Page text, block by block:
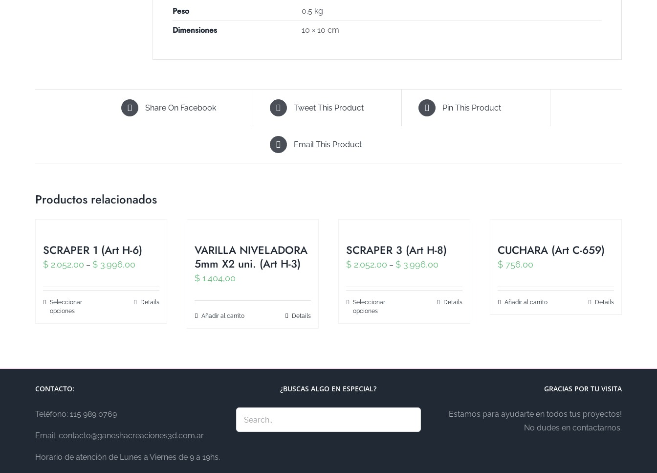
Peso 0.5 kg
Dimensiones 10 × 10 cm
Share On Facebook Tweet This Product Pin This Product
Email This Product
Productos relacionados
SCRAPER 1 (Art H-6)
$ 2.052,00 – $ 3.996,00
Seleccionar
opciones
Details
VARILLA NIVELADORA
5mm X2 uni. (Art H-3)
$ 1.404,00
Añadir al carrito Details
SCRAPER 3 (Art H-8)
$ 2.052,00 – $ 3.996,00
Seleccionar
opciones
Details
CUCHARA (Art C-659)
$ 756,00
Añadir al carrito Details
CONTACTO:
Teléfono: 115 989 0769
Email: contacto@ganeshacreaciones3d.com.ar
Horario de atención de Lunes a Viernes de 9 a 19hs.
¿BUSCAS ALGO EN ESPECIAL? GRACIAS POR TU VISITA
Estamos para ayudarte en todos tus proyectos!
No dudes en contactarnos.